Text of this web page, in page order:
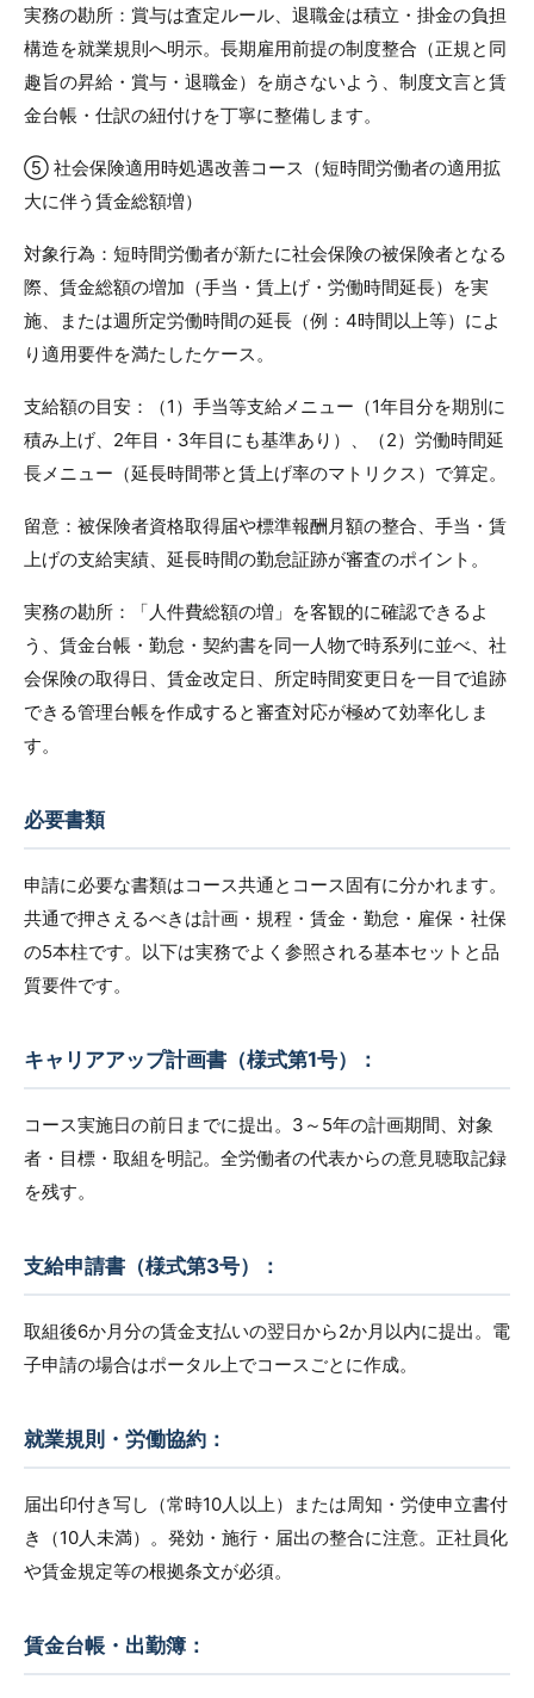
実務の勘所：賞与は査定ルール、退職金は積立・掛金の負担
構造を就業規則へ明示。長期雇用前提の制度整合（正規と同
趣旨の昇給・賞与・退職金）を崩さないよう、制度文言と賃
金台帳・仕訳の紐付けを丁寧に整備します。
⑤ 社会保険適用時処遇改善コース（短時間労働者の適用拡
大に伴う賃金総額増）
対象行為：短時間労働者が新たに社会保険の被保険者となる
際、賃金総額の増加（手当・賃上げ・労働時間延長）を実
施、または週所定労働時間の延長（例：4時間以上等）によ
り適用要件を満たしたケース。
支給額の目安：（1）手当等支給メニュー（1年目分を期別に
積み上げ、2年目・3年目にも基準あり）、（2）労働時間延
長メニュー（延長時間帯と賃上げ率のマトリクス）で算定。
留意：被保険者資格取得届や標準報酬月額の整合、手当・賃
上げの支給実績、延長時間の勤怠証跡が審査のポイント。
実務の勘所：「人件費総額の増」を客観的に確認できるよ
う、賃金台帳・勤怠・契約書を同一人物で時系列に並べ、社
会保険の取得日、賃金改定日、所定時間変更日を一目で追跡
できる管理台帳を作成すると審査対応が極めて効率化しま
す。
必要書類
申請に必要な書類はコース共通とコース固有に分かれます。
共通で押さえるべきは計画・規程・賃金・勤怠・雇保・社保
の5本柱です。以下は実務でよく参照される基本セットと品
質要件です。
キャリアアップ計画書（様式第1号）：
コース実施日の前日までに提出。3～5年の計画期間、対象
者・目標・取組を明記。全労働者の代表からの意見聴取記録
を残す。
支給申請書（様式第3号）：
取組後6か月分の賃金支払いの翌日から2か月以内に提出。電
子申請の場合はポータル上でコースごとに作成。
就業規則・労働協約：
届出印付き写し（常時10人以上）または周知・労使申立書付
き（10人未満）。発効・施行・届出の整合に注意。正社員化
や賃金規定等の根拠条文が必須。
賃金台帳・出勤簿：